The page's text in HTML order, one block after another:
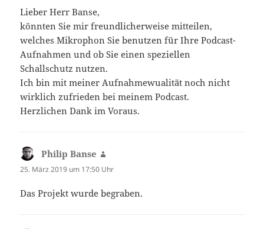
Lieber Herr Banse,
könnten Sie mir freundlicherweise mitteilen,
welches Mikrophon Sie benutzen für Ihre Podcast-
Aufnahmen und ob Sie einen speziellen
Schallschutz nutzen.
Ich bin mit meiner Aufnahmewualität noch nicht
wirklich zufrieden bei meinem Podcast.
Herzlichen Dank im Voraus.
Philip Banse
25. März 2019 um 17:50 Uhr
Das Projekt wurde begraben.